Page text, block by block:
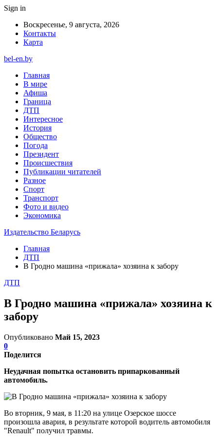
Sign in
Воскресенье, 9 августа, 2026
Контакты
Карта
bel-en.by
Главная
В мире
Афиша
Граница
ДТП
Интересное
История
Общество
Погода
Президент
Происшествия
Публикации читателей
Разное
Спорт
Транспорт
Фото и видео
Экономика
Издательство Беларусь
Главная
ДТП
В Гродно машина «прижала» хозяина к забору
ДТП
В Гродно машина «прижала» хозяина к
забору
Опубликовано Май 15, 2023
0
Поделится
Неудачная попытка остановить припаркованный
автомобиль.
Во вторник, 9 мая, в 11:20 на улице Озерское шоссе
произошла авария, в результате которой водитель автомобиля
"Renault" получил травмы.